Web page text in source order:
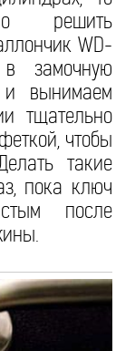
решить
WD-
замочную
и вынимаем
тщательно
чтобы
такие
пока ключ
после